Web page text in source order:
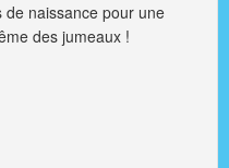
de naissance pour une
des jumeaux !